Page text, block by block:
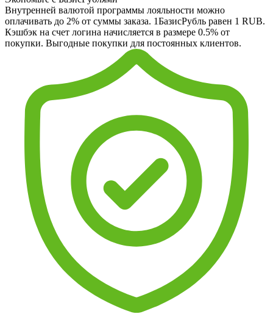
Внутренней валютой программы лояльности можно
оплачивать до 2% от суммы заказа. 1БазисРубль равен 1 RUB.
Кэшбэк на счет логина начисляется в размере 0.5% от
покупки. Выгодные покупки для постоянных клиентов.